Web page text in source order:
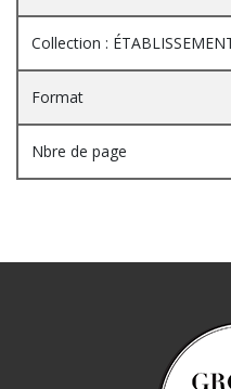
Collection :
Format
Nbre de page